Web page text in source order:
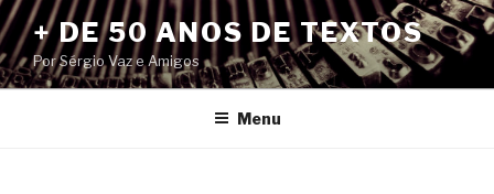
Pular
para
o
conteúdo
+ DE 50 ANOS DE TEXTOS
Por Sérgio Vaz e Amigos
Menu